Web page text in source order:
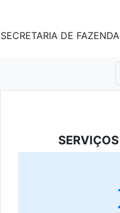
SECRETARIA DE